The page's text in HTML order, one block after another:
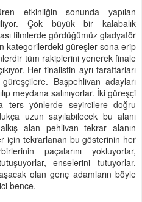
etkinliğin sonunda yapılan
Çok büyük bir kalabalık
filmlerde gördüğümüz gladyatör
kategorilerdeki güreşler sona erip
tüm rakiplerini yenerek finale
Her finalistin ayrı taraftarları
Başpehlivan adayları
meydana salınıyorlar. İki güreşçi
ters yönlerde seyircilere doğru
uzun sayılabilecek bu alanı
alan pehlivan tekrar alanın
için tekrarlanan bu gösterinin her
paçalarını yokluyorlar,
enselerini tutuyorlar.
olan genç adamların böyle
bence.